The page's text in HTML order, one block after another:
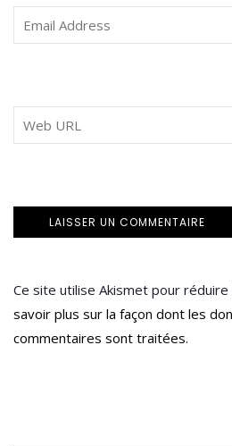
Ce site utilise Akismet pour réduire
savoir plus sur la façon dont les
commentaires sont traitées.